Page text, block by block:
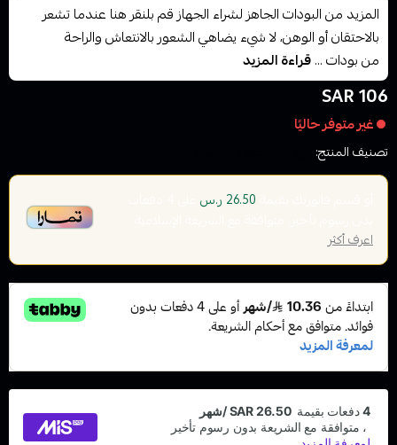
المزيد من البودات الجاهز لشراء الجهاز قم بلنقر هنا عندما تشعر
بالاحتقان أو الوهن، لا شيء يضاهي الشعور بالانتعاش والراحة
من بودات ...قراءة المزيد
106 SAR
غير متوفر حاليًا
تصنيف المنتج:
26.50 ر.س
اعرف أكثر